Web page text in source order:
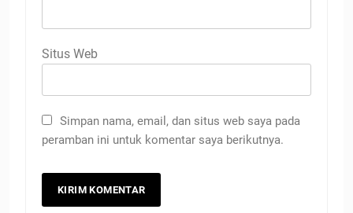
Situs Web
Simpan nama, email, dan situs web saya pada
peramban ini untuk komentar saya berikutnya.